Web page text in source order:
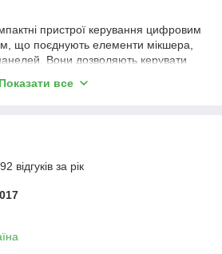
пристрої керування цифровим
що поєднують елементи мікшера,
Вони дозволяють керувати
застосовувати фільтри та лупи,
та зовнішніх джерел звуку,
енкодерів, падів та кнопок
Показати все
відгуків за рік